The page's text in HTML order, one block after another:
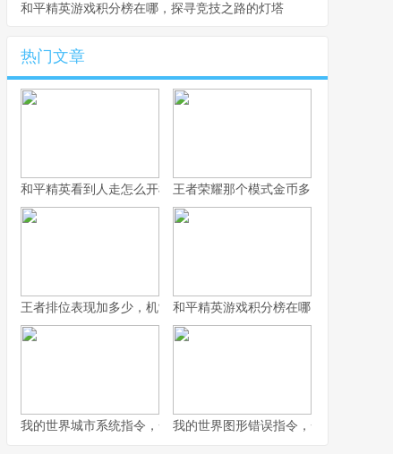
和平精英游戏积分榜在哪，探寻竞技之路的灯塔
热门文章
和平精英看到人走怎么开枪，冷静瞄准与节奏掌控的艺术，副标题
王者荣耀那个模式金币多，揭秘高效积
王者排位表现加多少，机制解析与实战心得和平精英游戏积分榜在哪，探寻竞技之
我的世界城市系统指令，一座虚拟城市的诞生与成长副标题
我的世界图形错误指令，一场意料之外